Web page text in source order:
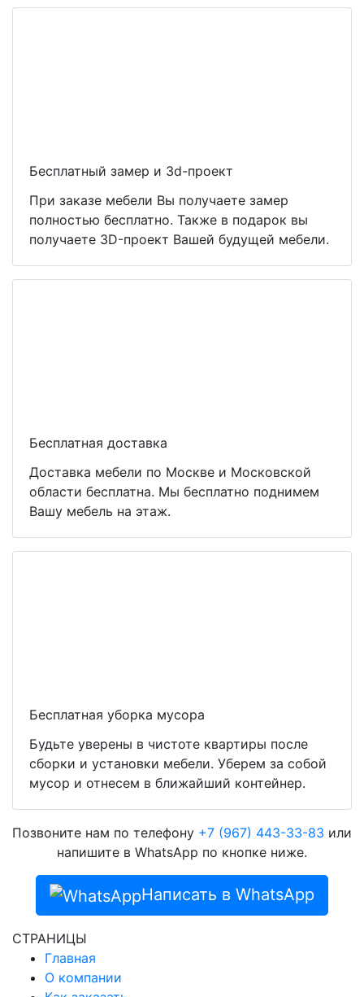
Бесплатный замер и 3d-проект
При заказе мебели Вы получаете замер
полностью бесплатно. Также в подарок вы
получаете 3D-проект Вашей будущей мебели.
Бесплатная доставка
Доставка мебели по Москве и Московской
области бесплатна. Мы бесплатно поднимем
Вашу мебель на этаж.
Бесплатная уборка мусора
Будьте уверены в чистоте квартиры после
сборки и установки мебели. Уберем за собой
мусор и отнесем в ближайший контейнер.
Позвоните нам по телефону +7 (967) 443-33-83 или
напишите в WhatsApp по кнопке ниже.
Написать в WhatsApp
СТРАНИЦЫ
Главная
О компании